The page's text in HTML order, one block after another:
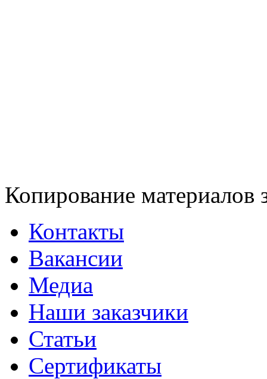
Копирование материалов
Контакты
Вакансии
Медиа
Наши заказчики
Статьи
Сертификаты